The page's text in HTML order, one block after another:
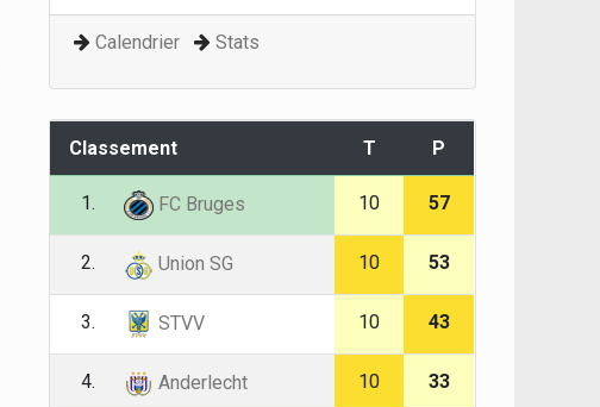
Calendrier Stats
Classement T P
1. FC Bruges 10 57
2. Union SG 10 53
3. STVV 10 43
4. Anderlecht 10 33